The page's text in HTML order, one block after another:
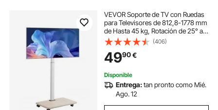
VEVOR Soporte de TV con Ruedas
para Televisores de 812,8-1778 mm
de Hasta 45 kg, Rotación de 25° a
la Izquierda y a la Derecha, Soporte
de TV con Altura Ajustable y Estante
para Sala de Estar
(406)
4990€
Disponible
Entrega:tan pronto como Mié.
Ago. 12